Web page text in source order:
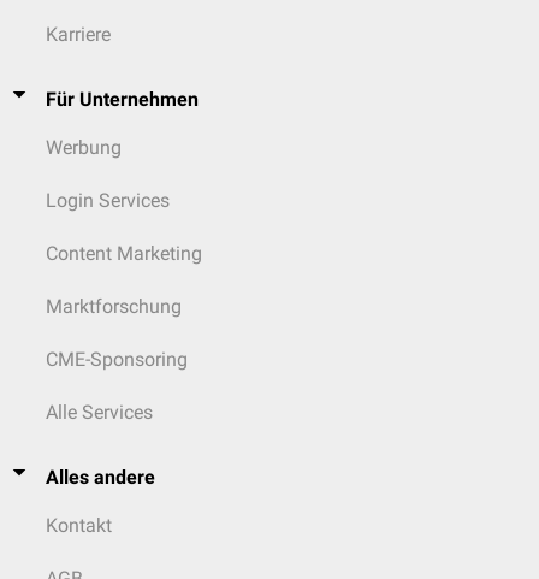
Karriere
Für Unternehmen
Werbung
Login Services
Content Marketing
Marktforschung
CME-Sponsoring
Alle Services
Alles andere
Kontakt